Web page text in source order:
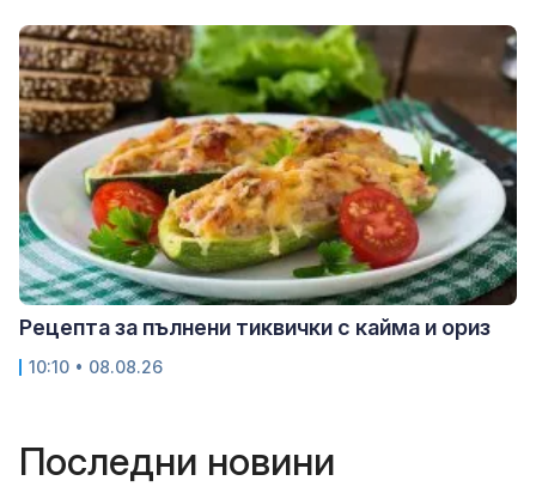
Рецепта за пълнени тиквички с кайма и ориз
10:10 • 08.08.26
Последни новини